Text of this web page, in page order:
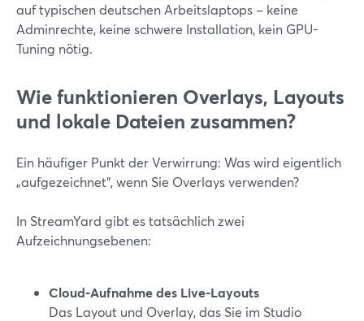
auf typischen deutschen Arbeitslaptops – keine
Adminrechte, keine schwere Installation, kein GPU-
Tuning nötig.
Wie funktionieren Overlays, Layouts
und lokale Dateien zusammen?
Ein häufiger Punkt der Verwirrung: Was wird eigentlich
„aufgezeichnet“, wenn Sie Overlays verwenden?
In StreamYard gibt es tatsächlich zwei
Aufzeichnungsebenen:
Cloud-Aufnahme des Live-Layouts
Das Layout und Overlay, das Sie im Studio